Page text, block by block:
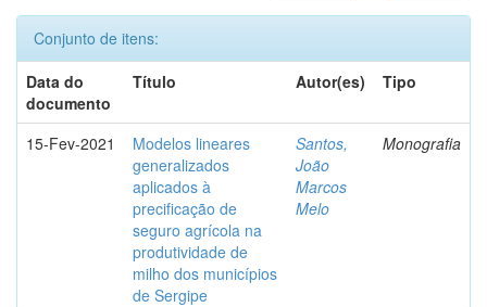
Conjunto de itens:
Data do
documento
Título Autor(es) Tipo
15-Fev-2021
Modelos lineares
generalizados
aplicados à
precificação de
seguro agrícola na
produtividade de
milho dos municípios
de Sergipe
Santos,
João
Marcos
Melo
Monografia